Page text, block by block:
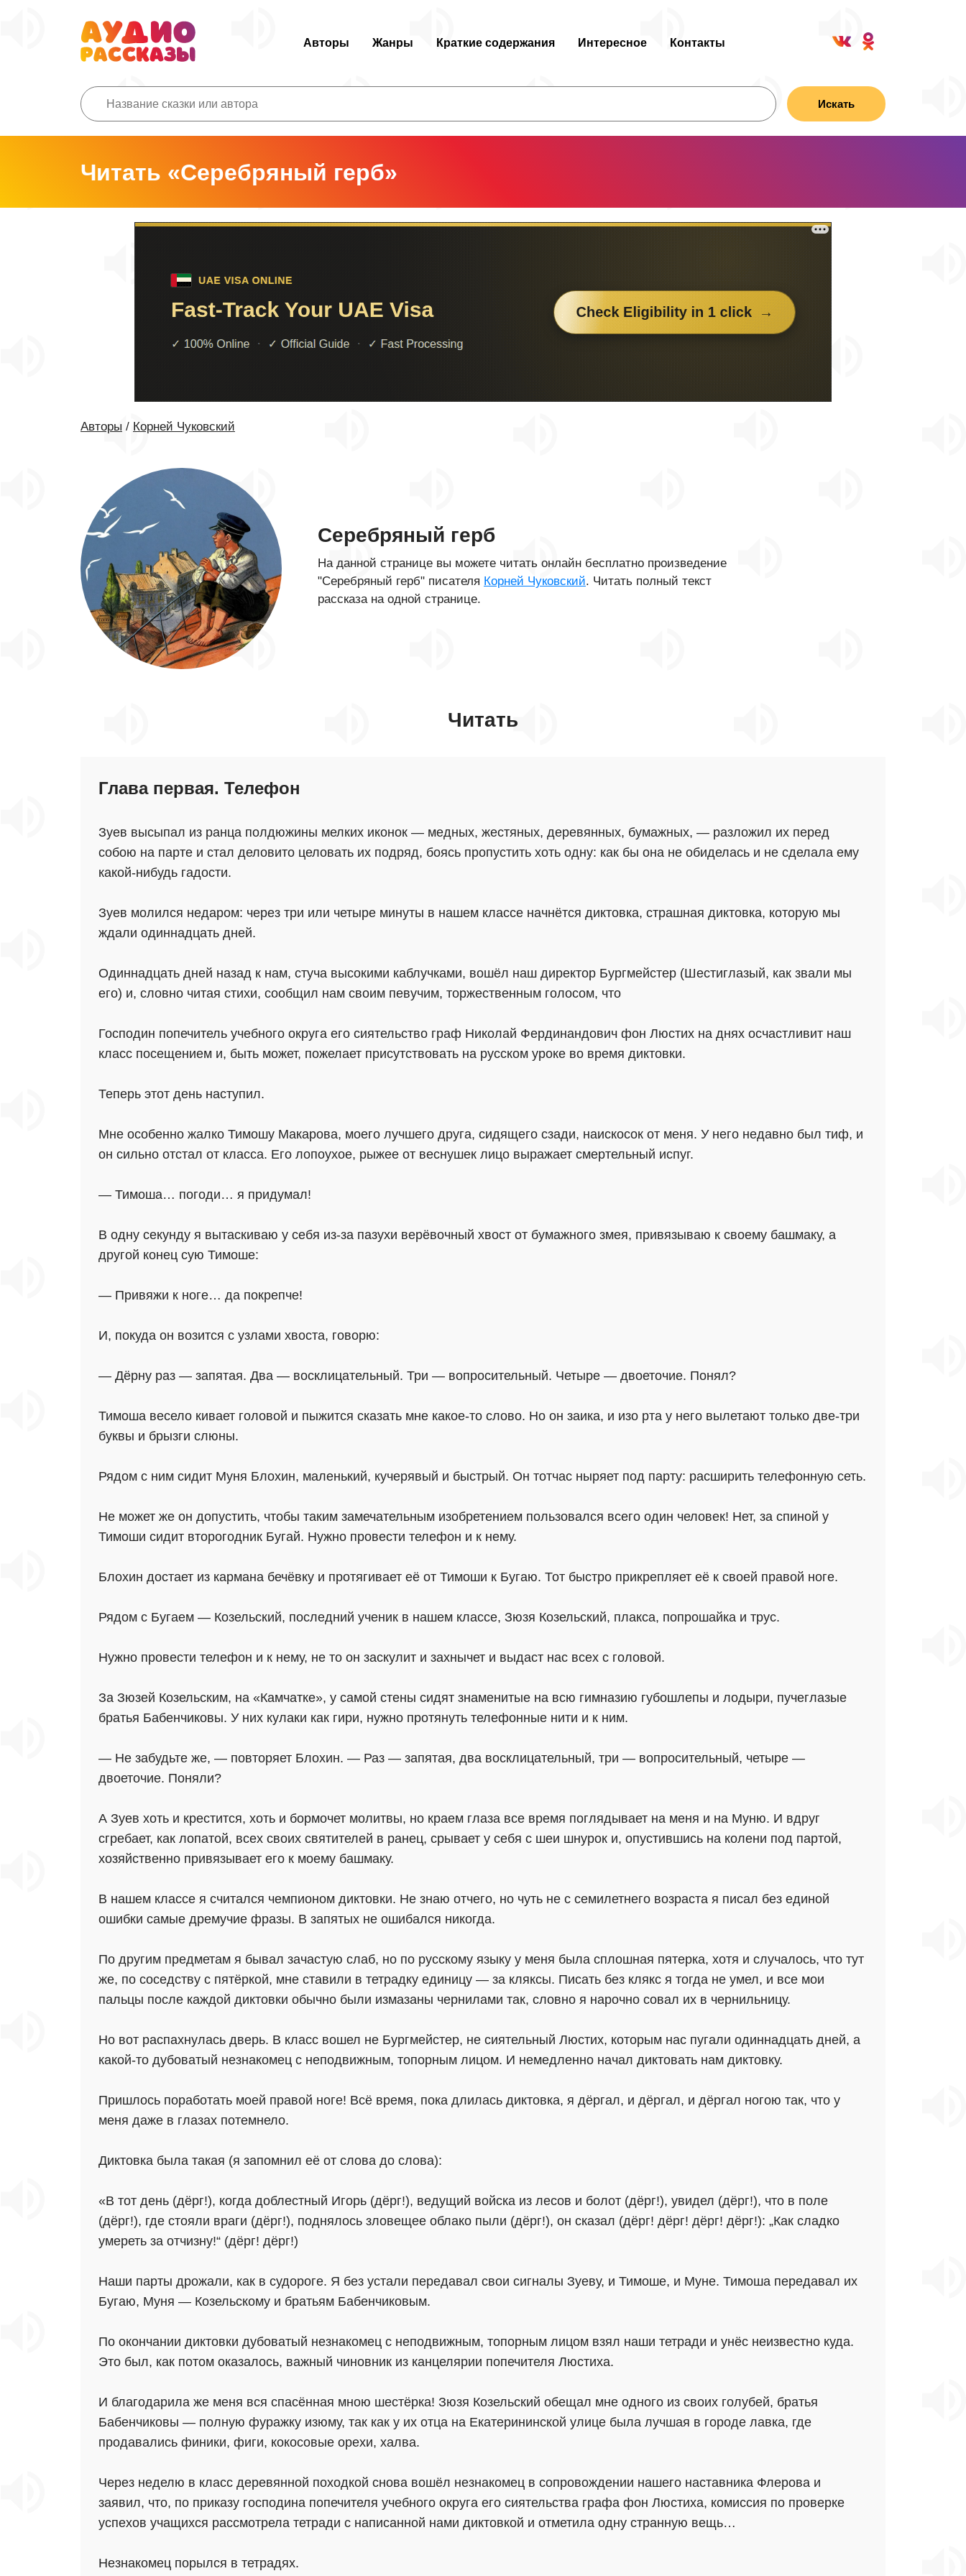
Авторы Жанры Краткие содержания Интересное Контакты
Искать
Читать «Серебряный герб»
Авторы / Корней Чуковский
Серебряный герб
На данной странице вы можете читать онлайн бесплатно произведение
"Серебряный герб" писателя Корней Чуковский. Читать полный текст
рассказа на одной странице.
Читать
Глава первая. Телефон
Зуев высыпал из ранца полдюжины мелких иконок — медных, жестяных, деревянных, бумажных, — разложил их перед
собою на парте и стал деловито целовать их подряд, боясь пропустить хоть одну: как бы она не обиделась и не сделала ему
какой-нибудь гадости.
Зуев молился недаром: через три или четыре минуты в нашем классе начнётся диктовка, страшная диктовка, которую мы
ждали одиннадцать дней.
Одиннадцать дней назад к нам, стуча высокими каблучками, вошёл наш директор Бургмейстер (Шестиглазый, как звали мы
его) и, словно читая стихи, сообщил нам своим певучим, торжественным голосом, что
Господин попечитель учебного округа его сиятельство граф Николай Фердинандович фон Люстих на днях осчастливит наш
класс посещением и, быть может, пожелает присутствовать на русском уроке во время диктовки.
Теперь этот день наступил.
Мне особенно жалко Тимошу Макарова, моего лучшего друга, сидящего сзади, наискосок от меня. У него недавно был тиф, и
он сильно отстал от класса. Его лопоухое, рыжее от веснушек лицо выражает смертельный испуг.
— Тимоша… погоди… я придумал!
В одну секунду я вытаскиваю у себя из-за пазухи верёвочный хвост от бумажного змея, привязываю к своему башмаку, а
другой конец сую Тимоше:
— Привяжи к ноге… да покрепче!
И, покуда он возится с узлами хвоста, говорю:
— Дёрну раз — запятая. Два — восклицательный. Три — вопросительный. Четыре — двоеточие. Понял?
Тимоша весело кивает головой и пыжится сказать мне какое-то слово. Но он заика, и изо рта у него вылетают только две-три
буквы и брызги слюны.
Рядом с ним сидит Муня Блохин, маленький, кучерявый и быстрый. Он тотчас ныряет под парту: расширить телефонную сеть.
Не может же он допустить, чтобы таким замечательным изобретением пользовался всего один человек! Нет, за спиной у
Тимоши сидит второгодник Бугай. Нужно провести телефон и к нему.
Блохин достает из кармана бечёвку и протягивает её от Тимоши к Бугаю. Тот быстро прикрепляет её к своей правой ноге.
Рядом с Бугаем — Козельский, последний ученик в нашем классе, Зюзя Козельский, плакса, попрошайка и трус.
Нужно провести телефон и к нему, не то он заскулит и захнычет и выдаст нас всех с головой.
За Зюзей Козельским, на «Камчатке», у самой стены сидят знаменитые на всю гимназию губошлепы и лодыри, пучеглазые
братья Бабенчиковы. У них кулаки как гири, нужно протянуть телефонные нити и к ним.
— Не забудьте же, — повторяет Блохин. — Раз — запятая, два восклицательный, три — вопросительный, четыре —
двоеточие. Поняли?
А Зуев хоть и крестится, хоть и бормочет молитвы, но краем глаза все время поглядывает на меня и на Муню. И вдруг
сгребает, как лопатой, всех своих святителей в ранец, срывает у себя с шеи шнурок и, опустившись на колени под партой,
хозяйственно привязывает его к моему башмаку.
В нашем классе я считался чемпионом диктовки. Не знаю отчего, но чуть не с семилетнего возраста я писал без единой
ошибки самые дремучие фразы. В запятых не ошибался никогда.
По другим предметам я бывал зачастую слаб, но по русскому языку у меня была сплошная пятерка, хотя и случалось, что тут
же, по соседству с пятёркой, мне ставили в тетрадку единицу — за кляксы. Писать без клякс я тогда не умел, и все мои
пальцы после каждой диктовки обычно были измазаны чернилами так, словно я нарочно совал их в чернильницу.
Но вот распахнулась дверь. В класс вошел не Бургмейстер, не сиятельный Люстих, которым нас пугали одиннадцать дней, а
какой-то дубоватый незнакомец с неподвижным, топорным лицом. И немедленно начал диктовать нам диктовку.
Пришлось поработать моей правой ноге! Всё время, пока длилась диктовка, я дёргал, и дёргал, и дёргал ногою так, что у
меня даже в глазах потемнело.
Диктовка была такая (я запомнил её от слова до слова):
«В тот день (дёрг!), когда доблестный Игорь (дёрг!), ведущий войска из лесов и болот (дёрг!), увидел (дёрг!), что в поле
(дёрг!), где стояли враги (дёрг!), поднялось зловещее облако пыли (дёрг!), он сказал (дёрг! дёрг! дёрг! дёрг!): „Как сладко
умереть за отчизну!“ (дёрг! дёрг!)
Наши парты дрожали, как в судороге. Я без устали передавал свои сигналы Зуеву, и Тимоше, и Муне. Тимоша передавал их
Бугаю, Муня — Козельскому и братьям Бабенчиковым.
По окончании диктовки дубоватый незнакомец с неподвижным, топорным лицом взял наши тетради и унёс неизвестно куда.
Это был, как потом оказалось, важный чиновник из канцелярии попечителя Люстиха.
И благодарила же меня вся спасённая мною шестёрка! Зюзя Козельский обещал мне одного из своих голубей, братья
Бабенчиковы — полную фуражку изюму, так как у их отца на Екатерининской улице была лучшая в городе лавка, где
продавались финики, фиги, кокосовые орехи, халва.
Через неделю в класс деревянной походкой снова вошёл незнакомец в сопровождении нашего наставника Флерова и
заявил, что, по приказу господина попечителя учебного округа его сиятельства графа фон Люстиха, комиссия по проверке
успехов учащихся рассмотрела тетради с написанной нами диктовкой и отметила одну странную вещь…
Незнакомец порылся в тетрадях.